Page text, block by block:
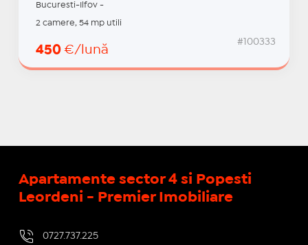
Bucuresti-Ilfov -
2 camere, 54 mp utili
450 €/lună
#100333
Apartamente sector 4 si Popesti
Leordeni - Premier Imobiliare
0727.737.225